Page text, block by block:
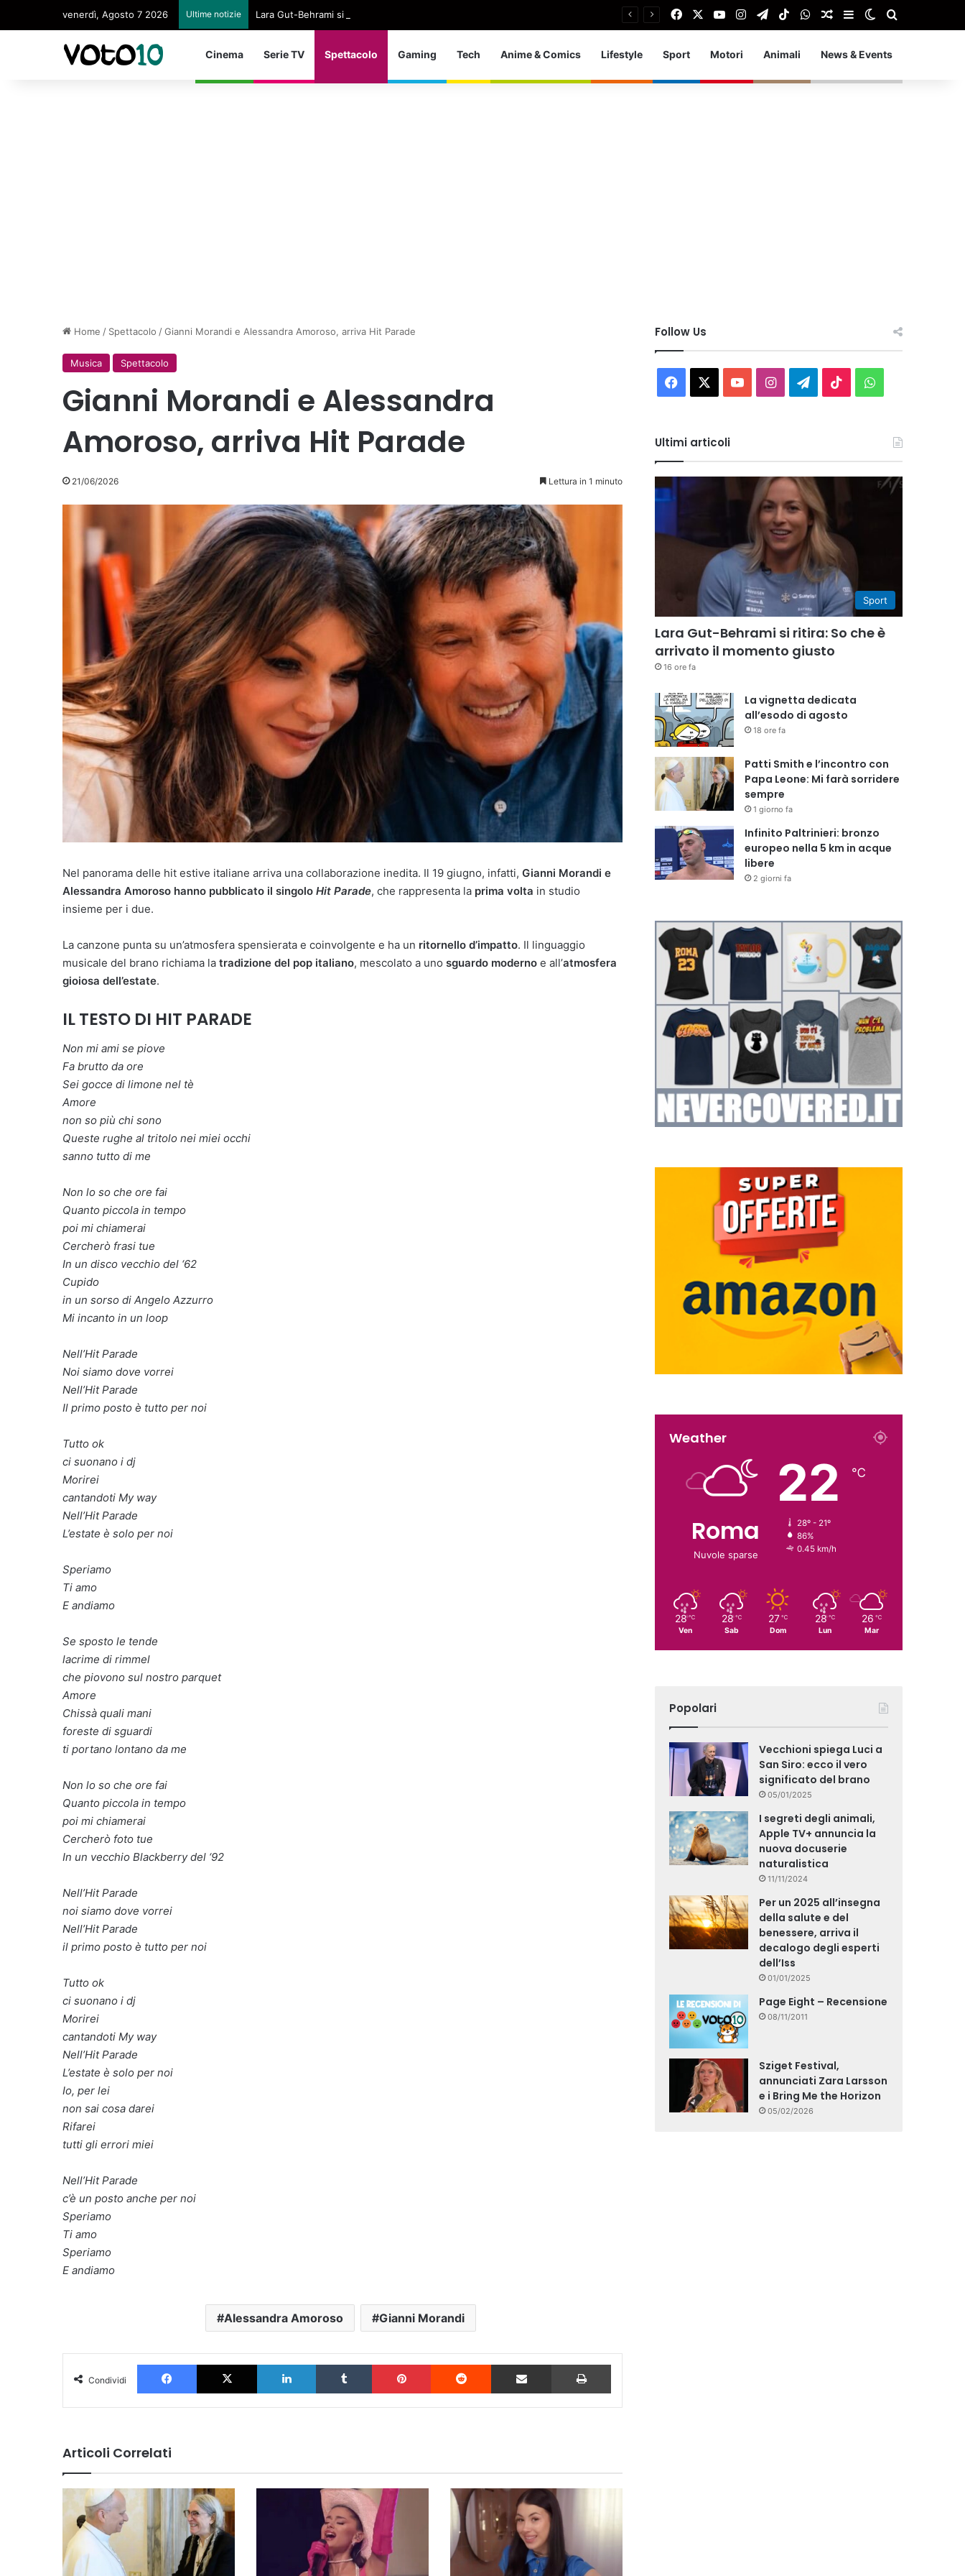
venerdì, Agosto 7 2026 Ultime notizie Lara Gut-Behrami si ritira: So che è arrivato il momento giusto FacebookYou TubeInstagram
TelegramTikTokWhatsApp
Articolo Random
Barra laterale
Cambia aspetto
Cinema Serie TV Spettacolo Gaming Tech Anime & Comics Lifestyle Sport Motori Animali News & Events
Home / Spettacolo /Gianni Morandi e Alessandra Amoroso, arriva Hit Parade
Musica Spettacolo
Gianni Morandi e Alessandra
Amoroso, arriva Hit Parade
21/06/2026 Lettura in 1 minuto
Nel panorama delle hit estive italiane arriva una collaborazione inedita. Il 19 giugno, infatti, Gianni Morandi e
Alessandra Amoroso hanno pubblicato il singolo Hit Parade, che rappresenta la prima volta in studio
insieme per i due.
La canzone punta su un’atmosfera spensierata e coinvolgente e ha un ritornello d’impatto. Il linguaggio
musicale del brano richiama la tradizione del pop italiano, mescolato a uno sguardo moderno e all’atmosfera
gioiosa dell’estate.
IL TESTO DI HIT PARADE
Non mi ami se piove
Fa brutto da ore
Sei gocce di limone nel tè
Amore
non so più chi sono
Queste rughe al tritolo nei miei occhi
sanno tutto di me
Non lo so che ore fai
Quanto piccola in tempo
poi mi chiamerai
Cercherò frasi tue
In un disco vecchio del ‘62
Cupido
in un sorso di Angelo Azzurro
Mi incanto in un loop
Nell’Hit Parade
Noi siamo dove vorrei
Nell’Hit Parade
Il primo posto è tutto per noi
Tutto ok
ci suonano i dj
Morirei
cantandoti My way
Nell’Hit Parade
L’estate è solo per noi
Speriamo
Ti amo
E andiamo
Se sposto le tende
lacrime di rimmel
che piovono sul nostro parquet
Amore
Chissà quali mani
foreste di sguardi
ti portano lontano da me
Non lo so che ore fai
Quanto piccola in tempo
poi mi chiamerai
Cercherò foto tue
In un vecchio Blackberry del ‘92
Nell’Hit Parade
noi siamo dove vorrei
Nell’Hit Parade
il primo posto è tutto per noi
Tutto ok
ci suonano i dj
Morirei
cantandoti My way
Nell’Hit Parade
L’estate è solo per noi
Io, per lei
non sai cosa darei
Rifarei
tutti gli errori miei
Nell’Hit Parade
c’è un posto anche per noi
Speriamo
Ti amo
Speriamo
E andiamo
Alessandra Amoroso Gianni Morandi
Condividi
Facebook X LinkedIn Tumblr Pinterest Reddit Condividi via Email Stampa
Articoli Correlati
Follow Us
Facebook You InstagramTelegram
TikTokWhatsApp
Ultimi articoli
Sport
Lara Gut-Behrami si ritira: So che è
arrivato il momento giusto
16 ore fa
La vignetta dedicata
all’esodo di agosto
18 ore fa
Patti Smith e l’incontro con
Papa Leone: Mi farà sorridere
sempre
1 giorno fa
Infinito Paltrinieri: bronzo
europeo nella 5 km in acque
libere
2 giorni fa
Weather
Roma
Nuvole sparse
22 ℃
28º - 21º
86%
0.45 km/h
28 ℃
Ven
28 ℃
Sab
27 ℃
Dom
28 ℃
Lun
26 ℃
Mar
Popolari
Vecchioni spiega Luci a
San Siro: ecco il vero
significato del brano
05/01/2025
I segreti degli animali,
Apple TV+ annuncia la
nuova docuserie
naturalistica
11/11/2024
Per un 2025 all’insegna
della salute e del
benessere, arriva il
decalogo degli esperti
dell’Iss
01/01/2025
Page Eight – Recensione
08/11/2011
Sziget Festival,
annunciati Zara Larsson
e i Bring Me the Horizon
05/02/2026